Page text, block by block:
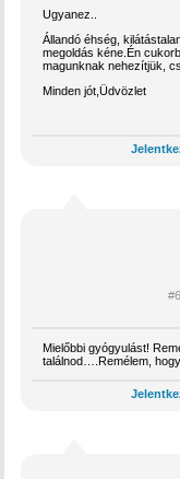
Ugyanez..
Állandó éhség,
megoldás kéne.Én
magunknak nehezítjük,
Minden jót,Üdvözlet
Mielőbbi gyógyulást!
találnod….Remélem,